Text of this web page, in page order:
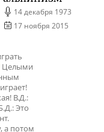
14 декабря 1973
17 ноября 2015
Целыми
В.Д.:
Это
а потом